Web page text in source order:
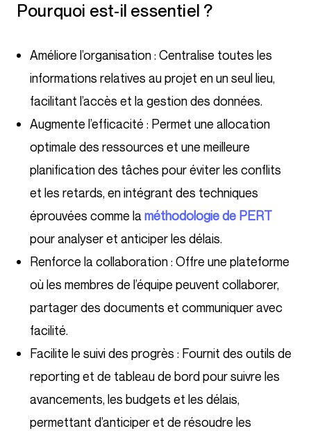
Pourquoi est-il essentiel ?
Améliore l’organisation : Centralise toutes les
informations relatives au projet en un seul lieu,
facilitant l’accès et la gestion des données.
Augmente l’efficacité : Permet une allocation
optimale des ressources et une meilleure
planification des tâches pour éviter les conflits
et les retards, en intégrant des techniques
éprouvées comme la méthodologie de PERT
pour analyser et anticiper les délais.
Renforce la collaboration : Offre une plateforme
où les membres de l’équipe peuvent collaborer,
partager des documents et communiquer avec
facilité.
Facilite le suivi des progrès : Fournit des outils de
reporting et de tableau de bord pour suivre les
avancements, les budgets et les délais,
permettant d’anticiper et de résoudre les